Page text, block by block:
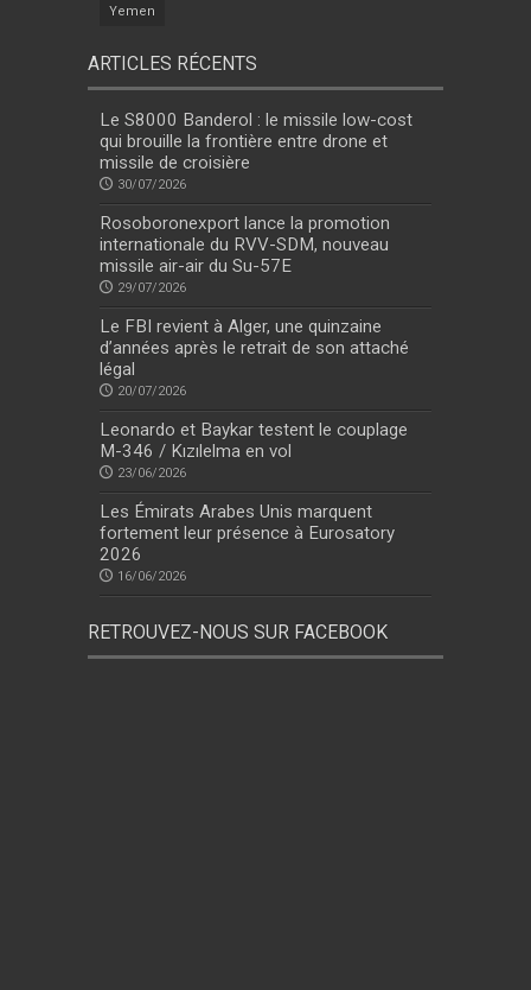
Yemen
ARTICLES RÉCENTS
Le S8000 Banderol : le missile low-cost
qui brouille la frontière entre drone et
missile de croisière
30/07/2026
Rosoboronexport lance la promotion
internationale du RVV-SDM, nouveau
missile air-air du Su-57E
29/07/2026
Le FBI revient à Alger, une quinzaine
d’années après le retrait de son attaché
légal
20/07/2026
Leonardo et Baykar testent le couplage
M-346 / Kızılelma en vol
23/06/2026
Les Émirats Arabes Unis marquent
fortement leur présence à Eurosatory
2026
16/06/2026
RETROUVEZ-NOUS SUR FACEBOOK